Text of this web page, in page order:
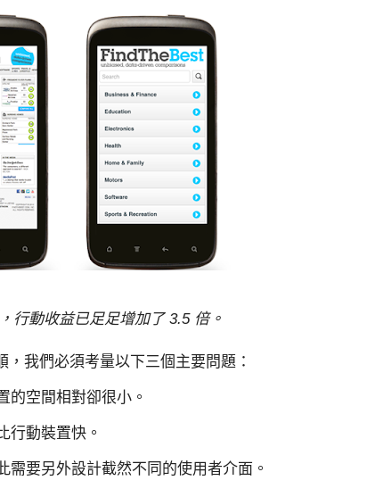
行動收益已足足增加了 3.5 倍。
我們必須考量以下三個主要問題：
的空間相對卻很小。
行動裝置快。
要另外設計截然不同的使用者介面。